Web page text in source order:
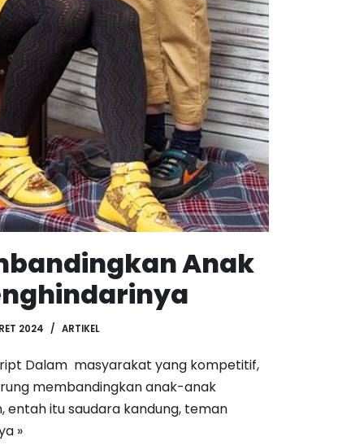
Anak
2024 ARTIKEL
Dalam masyarakat yang kompetitif,
membandingkan anak-anak
entah itu saudara kandung, teman
»